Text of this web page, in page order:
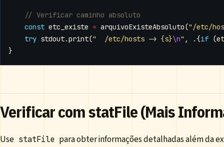
const etc_existe = arquivoExisteAbsoluto("/etc/
try stdout.print("  /etc/hosts -> {s}\n" , .{if (
}
Verificar com statFile (Mais
Use statFile para obter informações detalhadas além da